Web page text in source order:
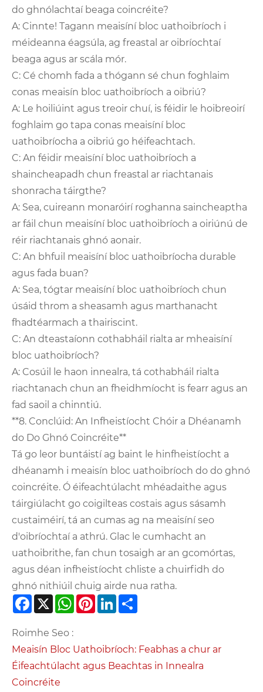
do ghnólachtaí beaga coincréite?
A: Cinnte! Tagann meaisíní bloc uathoibríoch i
méideanna éagsúla, ag freastal ar oibríochtaí
beaga agus ar scála mór.
C: Cé chomh fada a thógann sé chun foghlaim
conas meaisín bloc uathoibríoch a oibriú?
A: Le hoiliúint agus treoir chuí, is féidir le hoibreoirí
foghlaim go tapa conas meaisíní bloc
uathoibríocha a oibriú go héifeachtach.
C: An féidir meaisíní bloc uathoibríoch a
shaincheapadh chun freastal ar riachtanais
shonracha táirgthe?
A: Sea, cuireann monaróirí roghanna saincheaptha
ar fáil chun meaisíní bloc uathoibríoch a oiriúnú de
réir riachtanais ghnó aonair.
C: An bhfuil meaisíní bloc uathoibríocha durable
agus fada buan?
A: Sea, tógtar meaisíní bloc uathoibríoch chun
úsáid throm a sheasamh agus marthanacht
fhadtéarmach a thairiscint.
C: An dteastaíonn cothabháil rialta ar mheaisíní
bloc uathoibríoch?
A: Cosúil le haon innealra, tá cothabháil rialta
riachtanach chun an fheidhmíocht is fearr agus an
fad saoil a chinntiú.
**8. Conclúid: An Infheistíocht Chóir a Dhéanamh
do Do Ghnó Coincréite**
Tá go leor buntáistí ag baint le hinfheistíocht a
dhéanamh i meaisín bloc uathoibríoch do do ghnó
coincréite. Ó éifeachtúlacht mhéadaithe agus
táirgiúlacht go coigilteas costais agus sásamh
custaiméirí, tá an cumas ag na meaisíní seo
d'oibríochtaí a athrú. Glac le cumhacht an
uathoibrithe, fan chun tosaigh ar an gcomórtas,
agus déan infheistíocht chliste a chuirfidh do
ghnó nithiúil chuig airde nua ratha.
Facebook
X WhatsApp
PinterestLinkedIn
Roimhe Seo :
Meaisín Bloc Uathoibríoch: Feabhas a chur ar
Éifeachtúlacht agus Beachtas in Innealra
Coincréite